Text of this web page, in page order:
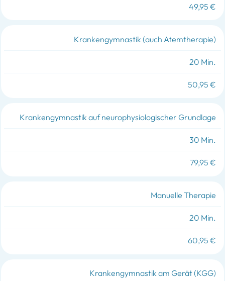
49,95 €
Krankengymnastik (auch Atemtherapie)
20 Min.
50,95 €
Krankengymnastik auf neurophysiologischer Grundlage
30 Min.
79,95 €
Manuelle Therapie
20 Min.
60,95 €
Krankengymnastik am Gerät (KGG)